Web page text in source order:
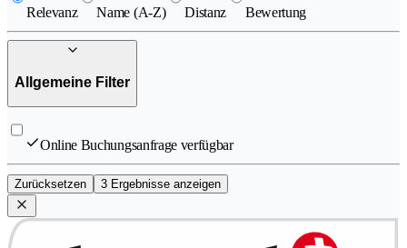
Relevanz Name (A-Z) Distanz Bewertung
Allgemeine Filter
Online Buchungsanfrage verfügbar
Zurücksetzen 3 Ergebnisse anzeigen